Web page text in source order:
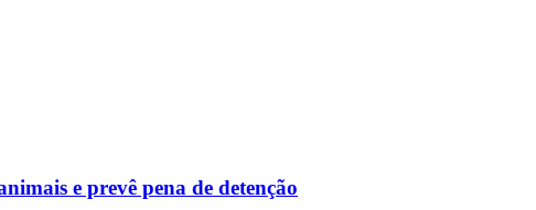
e prevê pena de detenção